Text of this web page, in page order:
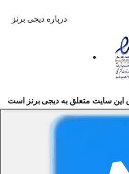
درباره دیجی برنز
این سایت متعلق به دیجی برنز